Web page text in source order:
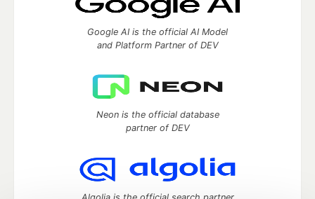
Google AI is the official AI Model
and Platform Partner of DEV
Neon is the official database
partner of DEV